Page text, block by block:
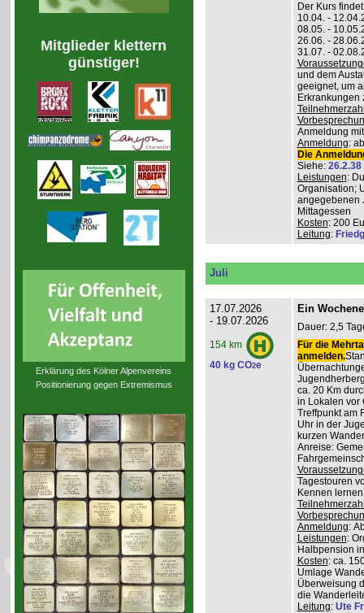
Mitglieder klettern
günstiger!
Erklärung des Kölner Alpenvereins
Positionierung gegen Extremismus
Der Kurs
10.04. -
08.05. -
26.06. -
31.07. -
und dem
geeignet, um
Erkrankungen
Anmeldung
Anmeldung:
Die
Siehe:
Leistungen:
Organisation;
angegebenen
Mittagessen
Kosten: 200
Leitung:
Juli
17.07.2026
- 19.07.2026
154 km
40 kg CO2e
Ein
Dauer: 2,5
Für die
anmelden.
ca. 20 Km
in Lokalen vor
Treffpunkt am
Uhr in der
kurzen
Anreise:
Tagestouren
Kennen
Anmeldung:
Leistungen:
Halbpension
Kosten: ca.
Umlage
Überweisung
die
Leitung: Ute